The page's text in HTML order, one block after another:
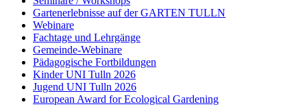
Gartenerlebnisse auf der GARTEN TULLN
Webinare
Fachtage und Lehrgänge
Gemeinde-Webinare
Pädagogische Fortbildungen
Kinder UNI Tulln 2026
Jugend UNI Tulln 2026
European Award for Ecological Gardening